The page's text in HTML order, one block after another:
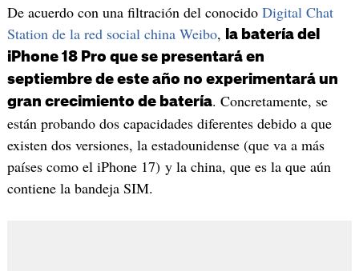
De acuerdo con una filtración del conocido Digital Chat
Station de la red social china Weibo,
la batería del
iPhone 18 Pro que se presentará en
septiembre de este año no experimentará un
gran crecimiento de batería. Concretamente, se
están probando dos capacidades diferentes debido a que
existen dos versiones, la estadounidense (que va a más
países como el iPhone 17) y la china, que es la que aún
contiene la bandeja SIM.